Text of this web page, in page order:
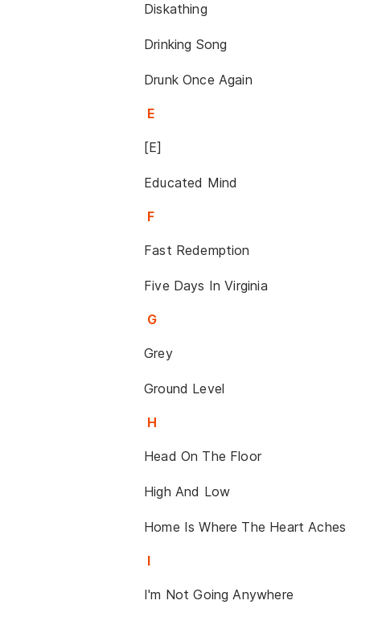
Diskathing
Drinking Song
Drunk Once Again
E
[E]
Educated Mind
F
Fast Redemption
Five Days In Virginia
G
Grey
Ground Level
H
Head On The Floor
High And Low
Home Is Where The Heart Aches
I
I'm Not Going Anywhere